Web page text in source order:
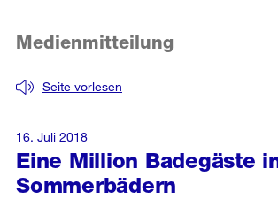
Eine Million Badegäste
Sommerbädern
Seite vorlesen
Medienmitteilung
16. Juli 2018